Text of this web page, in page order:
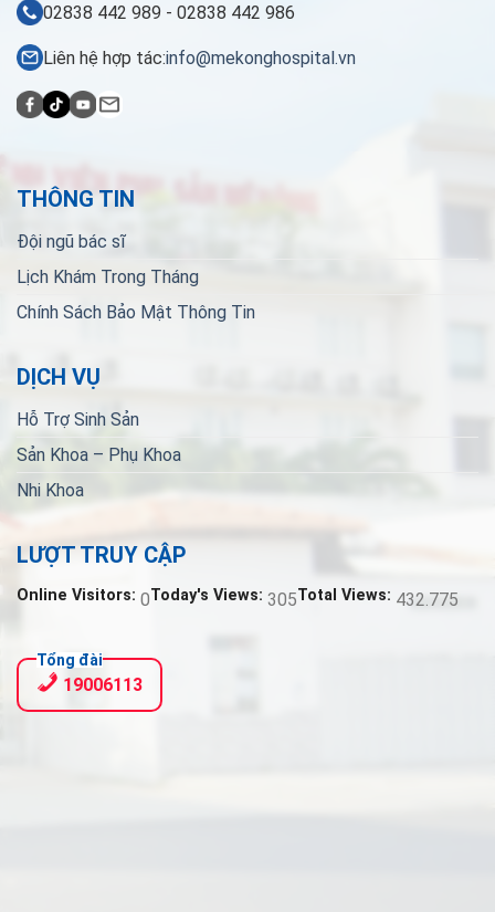
02838 442 989 - 02838 442 986
Liên hệ hợp tác:info@mekonghospital.vn
THÔNG TIN
Đội ngũ bác sĩ
Lịch Khám Trong Tháng
Chính Sách Bảo Mật Thông Tin
DỊCH VỤ
Hỗ Trợ Sinh Sản
Sản Khoa – Phụ Khoa
Nhi Khoa
LƯỢT TRUY CẬP
Online Visitors: 0Today's Views: 305Total Views: 432.775
Tổng đài
19006113